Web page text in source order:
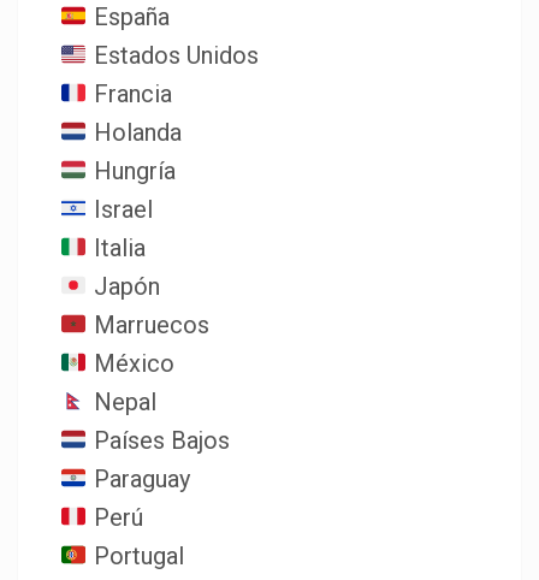
España
Estados Unidos
Francia
Holanda
Hungría
Israel
Italia
Japón
Marruecos
México
Nepal
Países Bajos
Paraguay
Perú
Portugal